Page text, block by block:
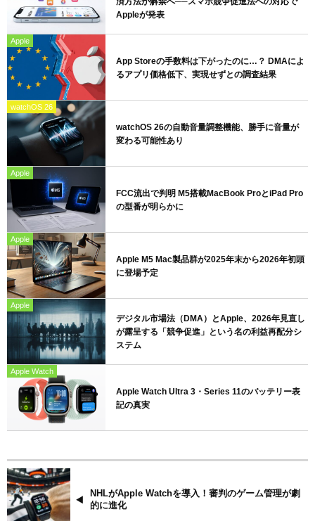
Appleが発表
Apple
App Storeの手数料は下がったのに…？ DMAによ
るアプリ価格低下、実現せずとの調査結果
watchOS 26
watchOS 26の自動音量調整機能、勝手に音量が
変わる可能性あり
Apple
FCC流出で判明 M5搭載MacBook ProとiPad Pro
の型番が明らかに
Apple
Apple M5 Mac製品群が2025年末から2026年初頭
に登場予定
Apple
デジタル市場法（DMA）とApple、2026年見直し
が露呈する「競争促進」という名の利益再配分シ
ステム
Apple Watch
Apple Watch Ultra 3・Series 11のバッテリー表
記の真実
NHLがApple Watchを導入！審判のゲーム管理が劇
的に進化